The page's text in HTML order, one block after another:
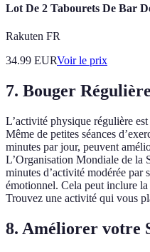
Lot De 2 Tabourets De Bar
Rakuten FR
34.99 EURVoir le prix
7. Bouger
L’activité physique régulière
Même de petites séances
minutes par jour, peuvent
L’Organisation Mondiale de la
minutes d’activité modérée
émotionnel. Cela peut inclure
Trouvez une activité qui vous
8. Améliorer votre